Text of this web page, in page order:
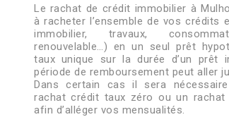
Le rachat de crédit immobilier à
à racheter l’ensemble de vos crédits
immobilier, travaux,
renouvelable…) en un seul prêt
taux unique sur la durée d’un prêt
période de remboursement peut aller
Dans certain cas il sera
rachat crédit taux zéro ou un rachat
afin d’alléger vos mensualités.